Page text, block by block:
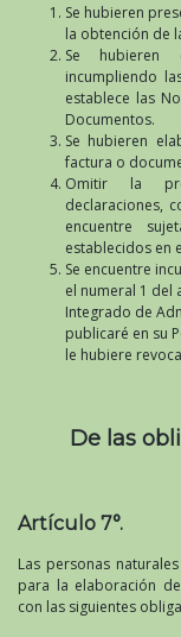
Se hubieren
la obtención de
Se hubieren
incumpliendo
establece las
Documentos.
Se hubieren
factura o
Omitir la
declaraciones,
encuentre
establecidos en
Se encuentre
el numeral 1 del
Integrado de
publicaré en su
le hubiere
De las
Artículo 7°.
Las personas
para la elaboración
con las siguientes